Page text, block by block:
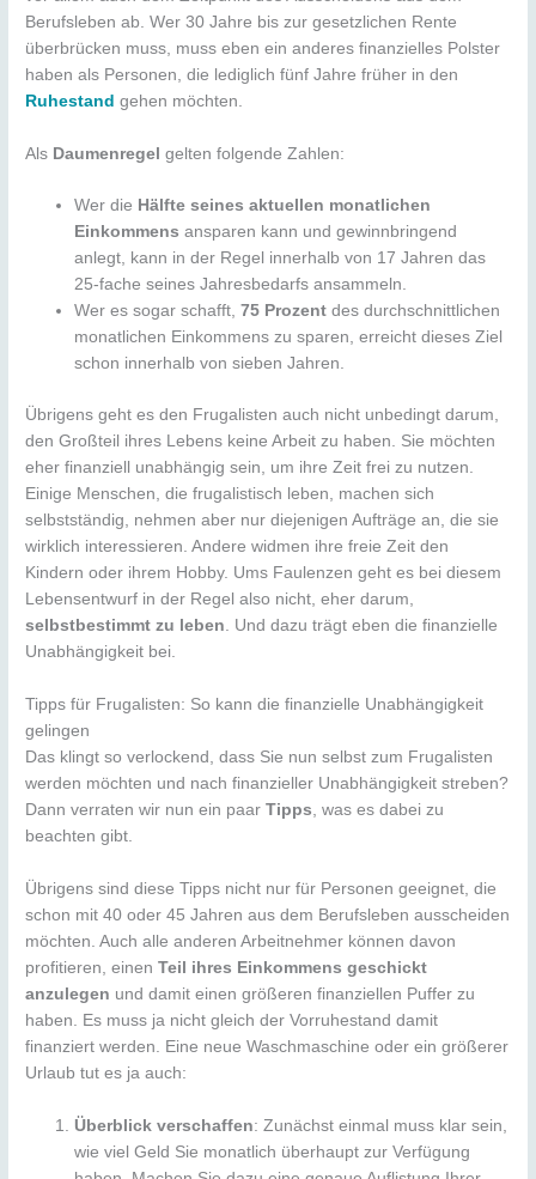
Berufsleben ab. Wer 30 Jahre bis zur gesetzlichen Rente
überbrücken muss, muss eben ein anderes finanzielles Polster
haben als Personen, die lediglich fünf Jahre früher in den
Ruhestand gehen möchten.
Als Daumenregel gelten folgende Zahlen:
Wer die Hälfte seines aktuellen monatlichen
Einkommens ansparen kann und gewinnbringend
anlegt, kann in der Regel innerhalb von 17 Jahren das
25-fache seines Jahresbedarfs ansammeln.
Wer es sogar schafft,75 Prozent des durchschnittlichen
monatlichen Einkommens zu sparen, erreicht dieses Ziel
schon innerhalb von sieben Jahren.
Übrigens geht es den Frugalisten auch nicht unbedingt darum,
den Großteil ihres Lebens keine Arbeit zu haben. Sie möchten
eher finanziell unabhängig sein, um ihre Zeit frei zu nutzen.
Einige Menschen, die frugalistisch leben, machen sich
selbstständig, nehmen aber nur diejenigen Aufträge an, die sie
wirklich interessieren. Andere widmen ihre freie Zeit den
Kindern oder ihrem Hobby. Ums Faulenzen geht es bei diesem
Lebensentwurf in der Regel also nicht, eher darum,
selbstbestimmt zu leben . Und dazu trägt eben die finanzielle
Unabhängigkeit bei.
Tipps für Frugalisten: So kann die finanzielle Unabhängigkeit
gelingen
Das klingt so verlockend, dass Sie nun selbst zum Frugalisten
werden möchten und nach finanzieller Unabhängigkeit streben?
Dann verraten wir nun ein paarTipps , was es dabei zu
beachten gibt.
Übrigens sind diese Tipps nicht nur für Personen geeignet, die
schon mit 40 oder 45 Jahren aus dem Berufsleben ausscheiden
möchten. Auch alle anderen Arbeitnehmer können davon
profitieren, einenTeil ihres Einkommens geschickt
anzulegen und damit einen größeren finanziellen Puffer zu
haben. Es muss ja nicht gleich der Vorruhestand damit
finanziert werden. Eine neue Waschmaschine oder ein größerer
Urlaub tut es ja auch:
Überblick verschaffen: Zunächst einmal muss klar sein,
wie viel Geld Sie monatlich überhaupt zur Verfügung